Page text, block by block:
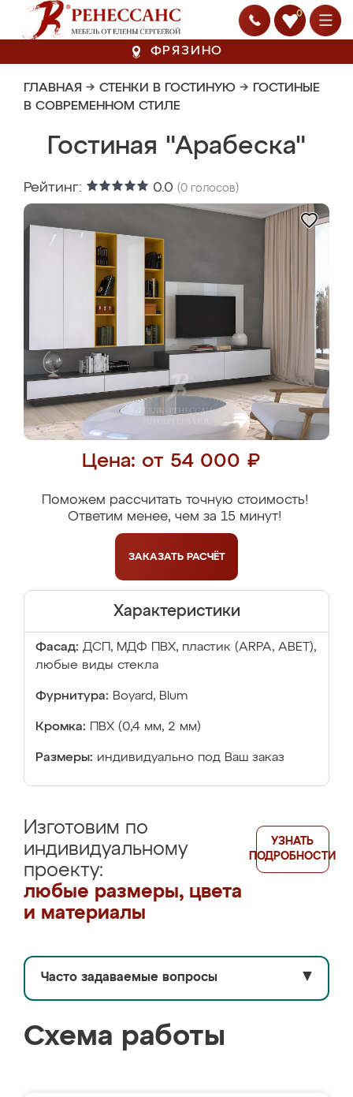
0
ФРЯЗИНО
ГЛАВНАЯ → СТЕНКИ В ГОСТИНУЮ → ГОСТИНЫЕ
В СОВРЕМЕННОМ СТИЛЕ
Гостиная "Арабеска"
Рейтинг: 0.0 (0 голосов)
Цена: от 54 000 ₽
Поможем рассчитать точную стоимость!
Ответим менее, чем за 15 минут!
ЗАКАЗАТЬ РАСЧЁТ
Характеристики
Фасад: ДСП, МДФ ПВХ, пластик (ARPA, ABET),
любые виды стекла
Фурнитура: Boyard, Blum
Кромка: ПВХ (0,4 мм, 2 мм)
Размеры: индивидуально под Ваш заказ
Изготовим по
индивидуальному
проекту:
любые размеры, цвета
и материалы
УЗНАТЬ
ПОДРОБНОСТИ
Часто задаваемые вопросы ▼
Схема работы